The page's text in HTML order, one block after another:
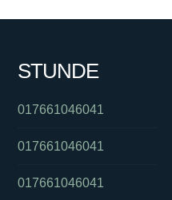
STUNDE
017661046041
017661046041
017661046041